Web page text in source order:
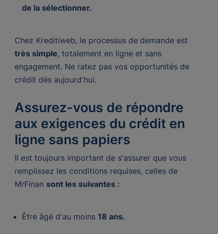
de la sélectionner.
Chez Kreditiweb, le processus de demande est
très simple, totalement en ligne et sans
engagement. Ne ratez pas vos opportunités de
crédit dès aujourd'hui.
Assurez-vous de répondre
aux exigences du crédit en
ligne sans papiers
Il est toujours important de s'assurer que vous
remplissez les conditions requises, celles de
MrFinan sont les suivantes :
Être âgé d'au moins 18 ans.